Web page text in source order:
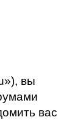
вы
вас